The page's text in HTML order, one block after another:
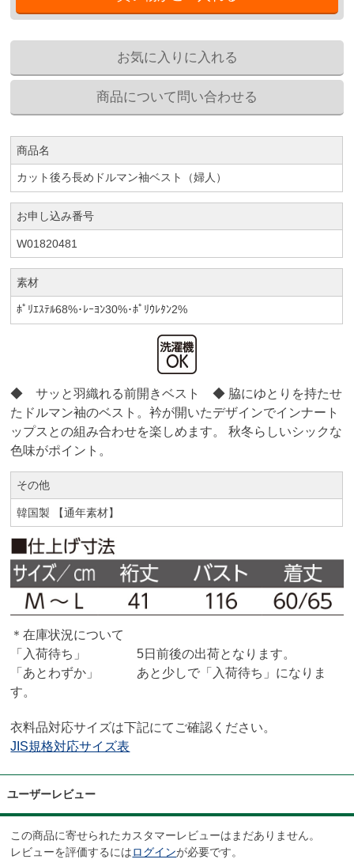
商品名
カット後ろ長めドルマン袖ベスト（婦人）
お申し込み番号
W01820481
素材
ﾎﾟﾘｴｽﾃﾙ68%･ﾚｰﾖﾝ30%･ﾎﾟﾘｳﾚﾀﾝ2%
◆ サッと羽織れる前開きベスト ◆ 脇にゆとりを持たせ
たドルマン袖のベスト。衿が開いたデザインでインナート
ップスとの組み合わせを楽しめます。 秋冬らしいシックな
色味がポイント。
その他
韓国製 【通年素材】
＊在庫状況について
「入荷待ち」 5日前後の出荷となります。
「あとわずか」 あと少しで「入荷待ち」になりま
す。
衣料品対応サイズは下記にてご確認ください。
JIS規格対応サイズ表
ユーザーレビュー
この商品に寄せられたカスタマーレビューはまだありません。
レビューを評価するにはログインが必要です。